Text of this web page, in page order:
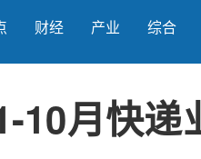
财经 产业 综合
10月快递